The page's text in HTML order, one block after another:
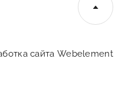
сайта Webelement